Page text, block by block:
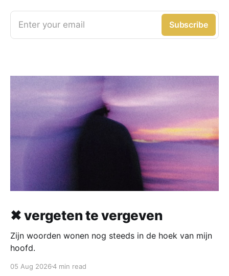
Enter your email Subscribe
✖ vergeten te vergeven
Zijn woorden wonen nog steeds in de hoek van mijn
hoofd.
05 Aug 20264 min read